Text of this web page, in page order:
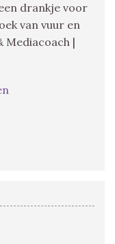
drankje voor
van vuur en
Mediacoach |